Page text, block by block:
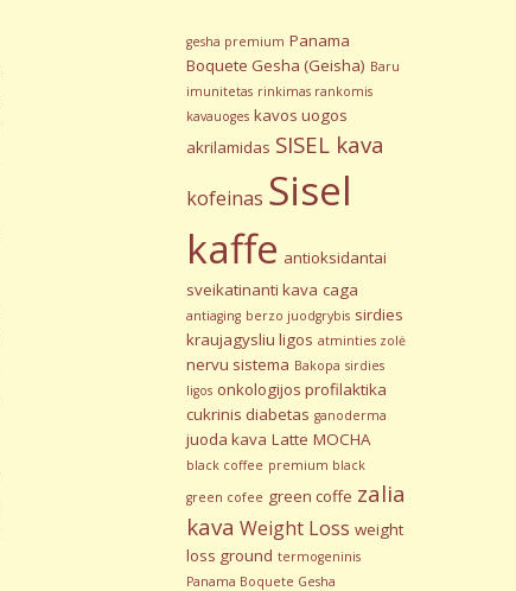
gesha premium Panama
Boquete Gesha (Geisha) Baru
imunitetas rinkimas rankomis
kavauoges kavos uogos
akrilamidas SISEL kava
kofeinas Sisel
kaffe antioksidantai
sveikatinanti kava caga
antiaging berzo juodgrybis sirdies
kraujagysliu ligos atminties zolė
nervu sistema Bakopa sirdies
ligos onkologijos profilaktika
cukrinis diabetas ganoderma
juoda kava Latte MOCHA
black coffee premium black
green cofee green coffe zalia
kava Weight Loss weight
loss ground termogeninis
Panama Boquete Gesha